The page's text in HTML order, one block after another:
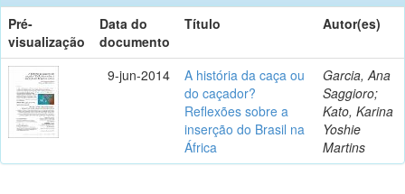
Pré-
visualização
Data do
documento
Título Autor(es)
9-jun-2014
A história da caça ou
do caçador?
Reflexões sobre a
inserção do Brasil na
África
Garcia, Ana
Saggioro;
Kato, Karina
Yoshie
Martins